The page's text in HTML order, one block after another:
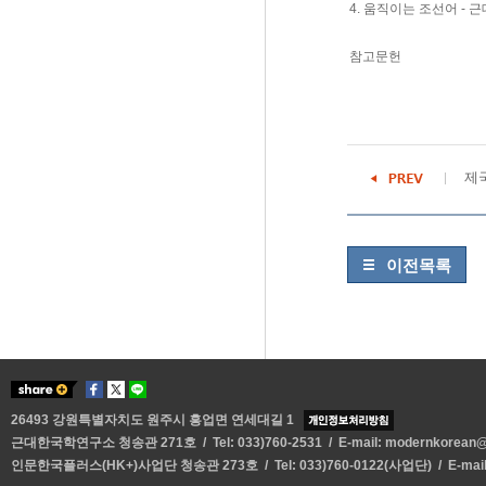
4. 움직이는 조선어 -
참고문헌
제
이전목록
26493 강원특별자치도 원주시 흥업면 연세대길 1
근대한국학연구소 청송관 271호 / Tel: 033)760-2531 / E-mail:
인문한국플러스(HK+)사업단 청송관 273호 / Tel: 033)760-0122(사업단) / E-